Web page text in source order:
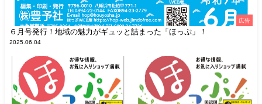
広告
６月号発行！地域の魅力がギュッと詰まった「ほっぷ」！
2025.06.04